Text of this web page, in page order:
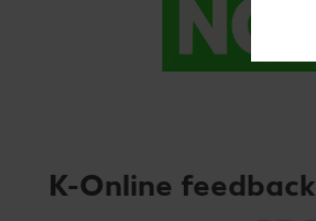
K-Online feedback